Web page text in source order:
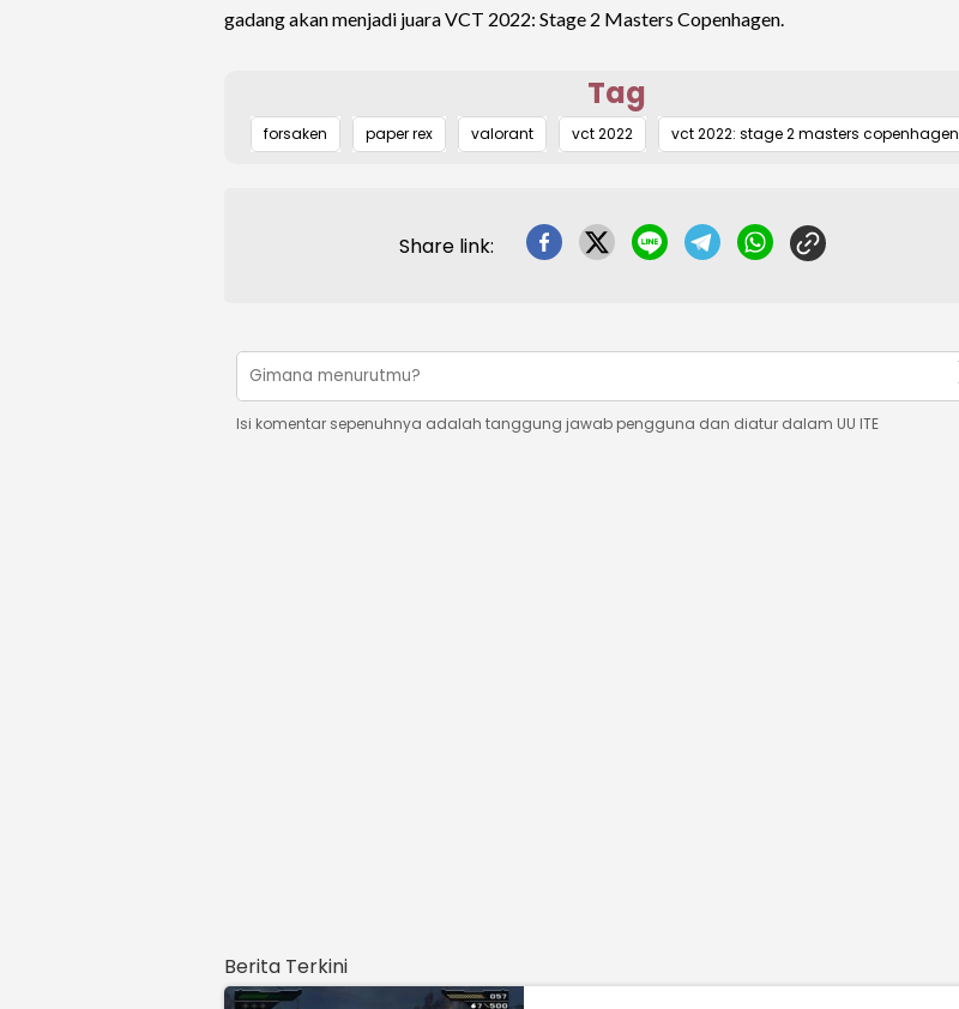
gadang akan menjadi juara VCT 2022: Stage 2 Masters Copenhagen.
Tag
forsaken paper rex valorant vct 2022 vct 2022: stage 2 masters copenhagen
Share link:
Isi komentar sepenuhnya adalah tanggung jawab pengguna dan diatur dalam UU ITE
Berita Terkini